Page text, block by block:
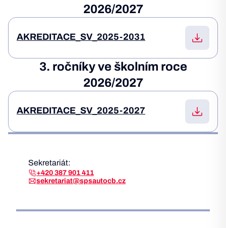
2026/2027
AKREDITACE_SV_2025-2031
3. ročníky ve školním roce
2026/2027
AKREDITACE_SV_2025-2027
Sekretariát:
+420 387 901 411
sekretariat@spsautocb.cz